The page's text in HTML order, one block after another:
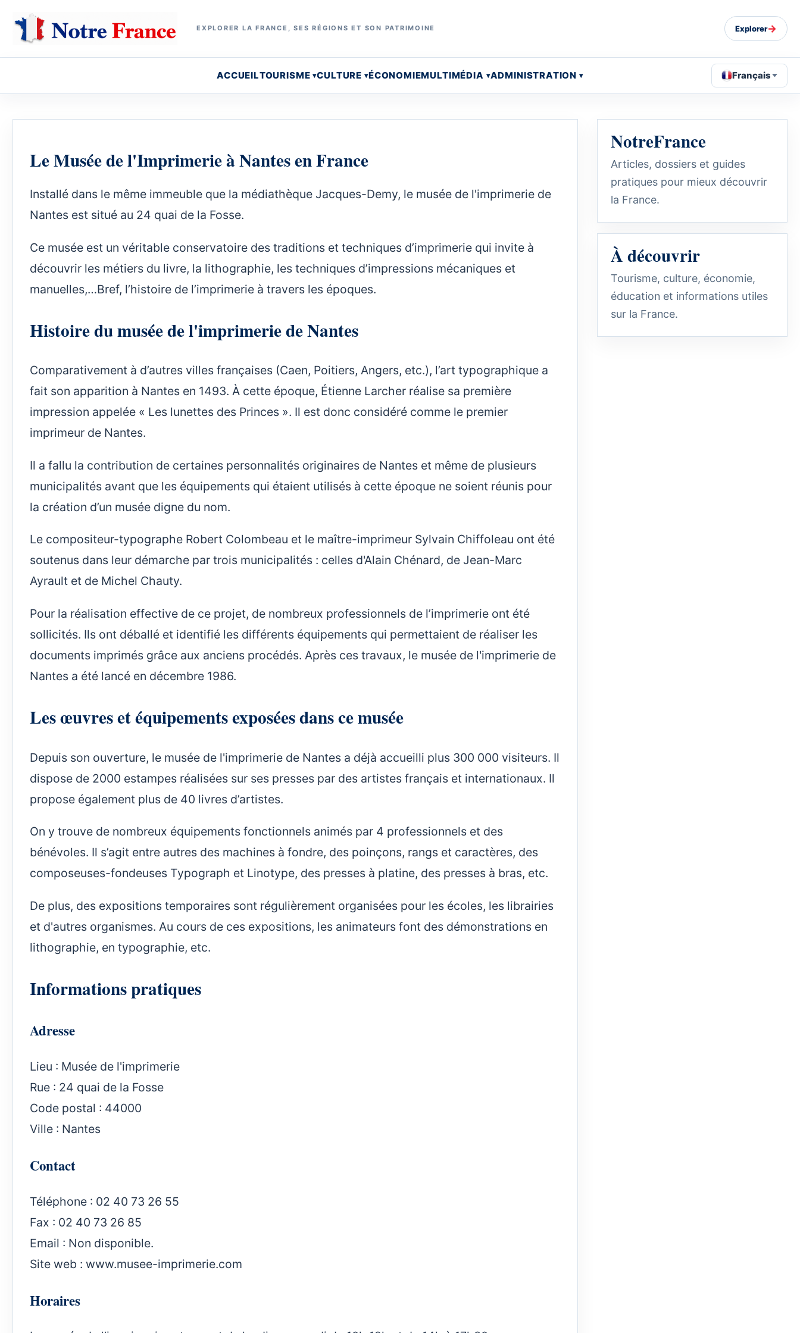
EXPLORER LA FRANCE, SES RÉGIONS ET SON PATRIMOINE Explorer→
ACCUEILTOURISME CULTURE ÉCONOMIEMULTIMÉDIA ADMINISTRATION Français
Le Musée de l'Imprimerie à Nantes en France
Installé dans le même immeuble que la médiathèque Jacques-Demy, le musée de l'imprimerie de
Nantes est situé au 24 quai de la Fosse.
Ce musée est un véritable conservatoire des traditions et techniques d’imprimerie qui invite à
découvrir les métiers du livre, la lithographie, les techniques d’impressions mécaniques et
manuelles,…Bref, l’histoire de l’imprimerie à travers les époques.
Histoire du musée de l'imprimerie de Nantes
Comparativement à d’autres villes françaises (Caen, Poitiers, Angers, etc.), l’art typographique a
fait son apparition à Nantes en 1493. À cette époque, Étienne Larcher réalise sa première
impression appelée « Les lunettes des Princes ». Il est donc considéré comme le premier
imprimeur de Nantes.
Il a fallu la contribution de certaines personnalités originaires de Nantes et même de plusieurs
municipalités avant que les équipements qui étaient utilisés à cette époque ne soient réunis pour
la création d’un musée digne du nom.
Le compositeur-typographe Robert Colombeau et le maître-imprimeur Sylvain Chiffoleau ont été
soutenus dans leur démarche par trois municipalités : celles d'Alain Chénard, de Jean-Marc
Ayrault et de Michel Chauty.
Pour la réalisation effective de ce projet, de nombreux professionnels de l’imprimerie ont été
sollicités. Ils ont déballé et identifié les différents équipements qui permettaient de réaliser les
documents imprimés grâce aux anciens procédés. Après ces travaux, le musée de l'imprimerie de
Nantes a été lancé en décembre 1986.
Les œuvres et équipements exposées dans ce musée
Depuis son ouverture, le musée de l'imprimerie de Nantes a déjà accueilli plus 300 000 visiteurs. Il
dispose de 2000 estampes réalisées sur ses presses par des artistes français et internationaux. Il
propose également plus de 40 livres d’artistes.
On y trouve de nombreux équipements fonctionnels animés par 4 professionnels et des
bénévoles. Il s’agit entre autres des machines à fondre, des poinçons, rangs et caractères, des
composeuses-fondeuses Typograph et Linotype, des presses à platine, des presses à bras, etc.
De plus, des expositions temporaires sont régulièrement organisées pour les écoles, les librairies
et d'autres organismes. Au cours de ces expositions, les animateurs font des démonstrations en
lithographie, en typographie, etc.
Informations pratiques
Adresse
Lieu : Musée de l'imprimerie
Rue : 24 quai de la Fosse
Code postal : 44000
Ville : Nantes
Contact
Téléphone : 02 40 73 26 55
Fax : 02 40 73 26 85
Email : Non disponible.
Site web : www.musee-imprimerie.com
Horaires
NotreFrance
Articles, dossiers et guides
pratiques pour mieux découvrir
la France.
À découvrir
Tourisme, culture, économie,
éducation et informations utiles
sur la France.